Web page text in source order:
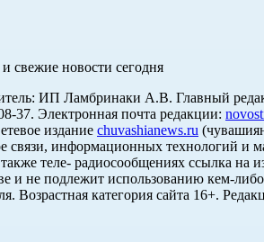
свежие новости сегодня
ИП Ламбринаки А.В. Главный
37. Электронная почта редакции:
издание chuvashianews.ru
связи, информационных технологий и
теле- радиосообщениях ссылка на
и не подлежит использованию кем-
Возрастная категория сайта 16+.